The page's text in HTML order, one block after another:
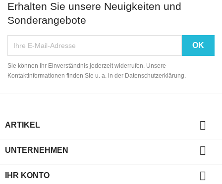
Erhalten Sie unsere Neuigkeiten und
Sonderangebote
Sie können Ihr Einverständnis jederzeit widerrufen. Unsere
Kontaktinformationen finden Sie u. a. in der Datenschutzerklärung.
ARTIKEL 
UNTERNEHMEN 
IHR KONTO 